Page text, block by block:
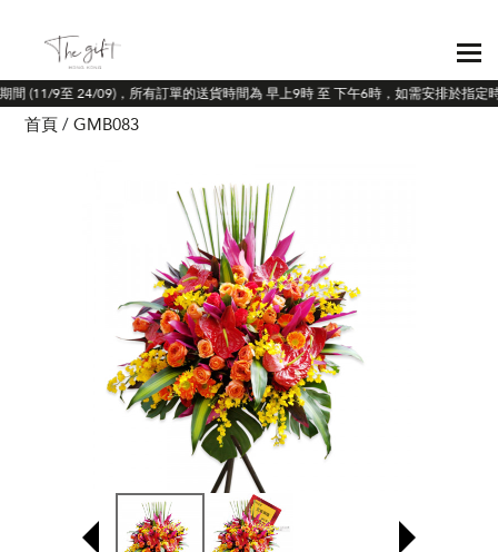
(11/9至 24/09)，所有訂單的送貨時間為 早上9時 至 下午6時，如需安排於指定
首頁 GMB083